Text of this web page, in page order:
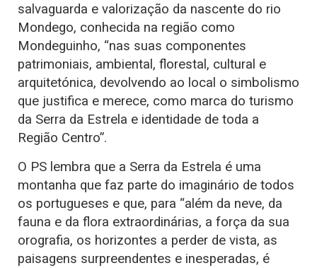
salvaguarda e valorização da nascente do rio
Mondego, conhecida na região como
Mondeguinho, “nas suas componentes
patrimoniais, ambiental, florestal, cultural e
arquitetónica, devolvendo ao local o simbolismo
que justifica e merece, como marca do turismo
da Serra da Estrela e identidade de toda a
Região Centro”.
O PS lembra que a Serra da Estrela é uma
montanha que faz parte do imaginário de todos
os portugueses e que, para “além da neve, da
fauna e da flora extraordinárias, a força da sua
orografia, os horizontes a perder de vista, as
paisagens surpreendentes e inesperadas, é